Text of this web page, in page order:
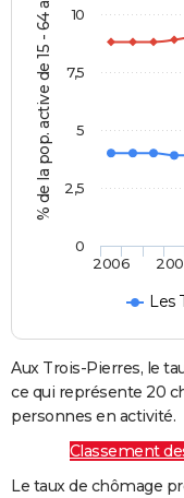
% de la pop. active de 15 - 64 ans
Les
2006
0
2,5
5
7,5
10
Aux Trois-Pierres, le
ce qui représente 20
personnes en activité.
Classement
Le taux de chômage